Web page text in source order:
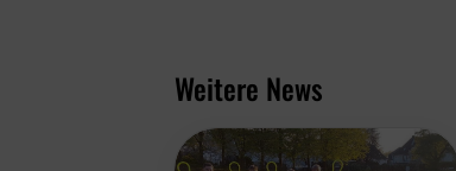
Weitere News